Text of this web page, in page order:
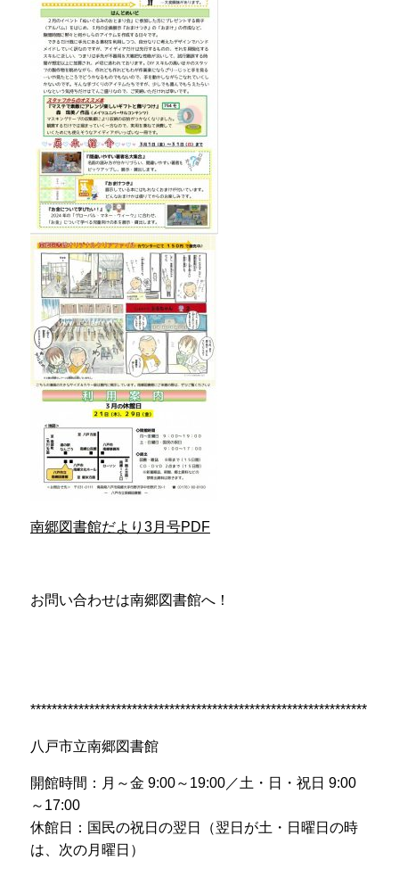
南郷図書館だより3月号PDF
お問い合わせは南郷図書館へ！
***************************************************************
八戸市立南郷図書館
開館時間：月～金 9:00～ 19:00／土・日・祝日 9:00
～ 17:00
休館日：国民の祝日の翌日（翌日が土・日曜日の時
は、次の月曜日）